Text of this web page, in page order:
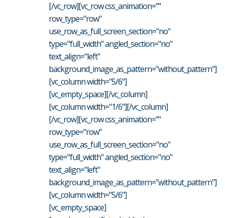
[/vc_row][vc_row css_animation=""
row_type="row"
use_row_as_full_screen_section="no"
type="full_width" angled_section="no"
text_align="left"
background_image_as_pattern="without_pattern"]
[vc_column width="5/6"]
[vc_empty_space][/vc_column]
[vc_column width="1/6"][/vc_column]
[/vc_row][vc_row css_animation=""
row_type="row"
use_row_as_full_screen_section="no"
type="full_width" angled_section="no"
text_align="left"
background_image_as_pattern="without_pattern"]
[vc_column width="5/6"]
[vc_empty_space]